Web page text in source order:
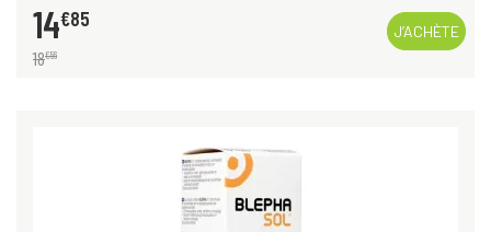
14€85
18€56
J’ACHÈTE